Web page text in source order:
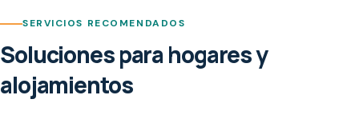
SERVICIOS RECOMENDADOS
Soluciones para hogares y
alojamientos